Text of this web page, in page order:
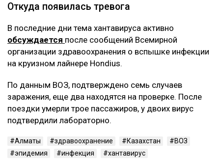
Откуда появилась тревога
В последние дни тема хантавируса активно
обсуждается после сообщений Всемирной
организации здравоохранения о вспышке инфекции
на круизном лайнере Hondius.
По данным ВОЗ, подтверждено семь случаев
заражения, еще два находятся на проверке. После
поездки умерли трое пассажиров, у двоих вирус
подтвердили лабораторно.
Алматы здравоохранение Казахстан
ВОЗ
эпидемия
инфекция хантавирус